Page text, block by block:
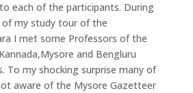
each of the participants. During
my study tour of the
I met some Professors of the
and Bengluru
To my shocking surprise many of
aware of the Mysore Gazetteer